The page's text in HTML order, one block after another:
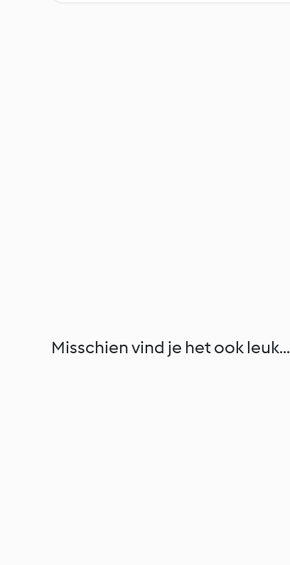
Misschien vind je het ook leuk...